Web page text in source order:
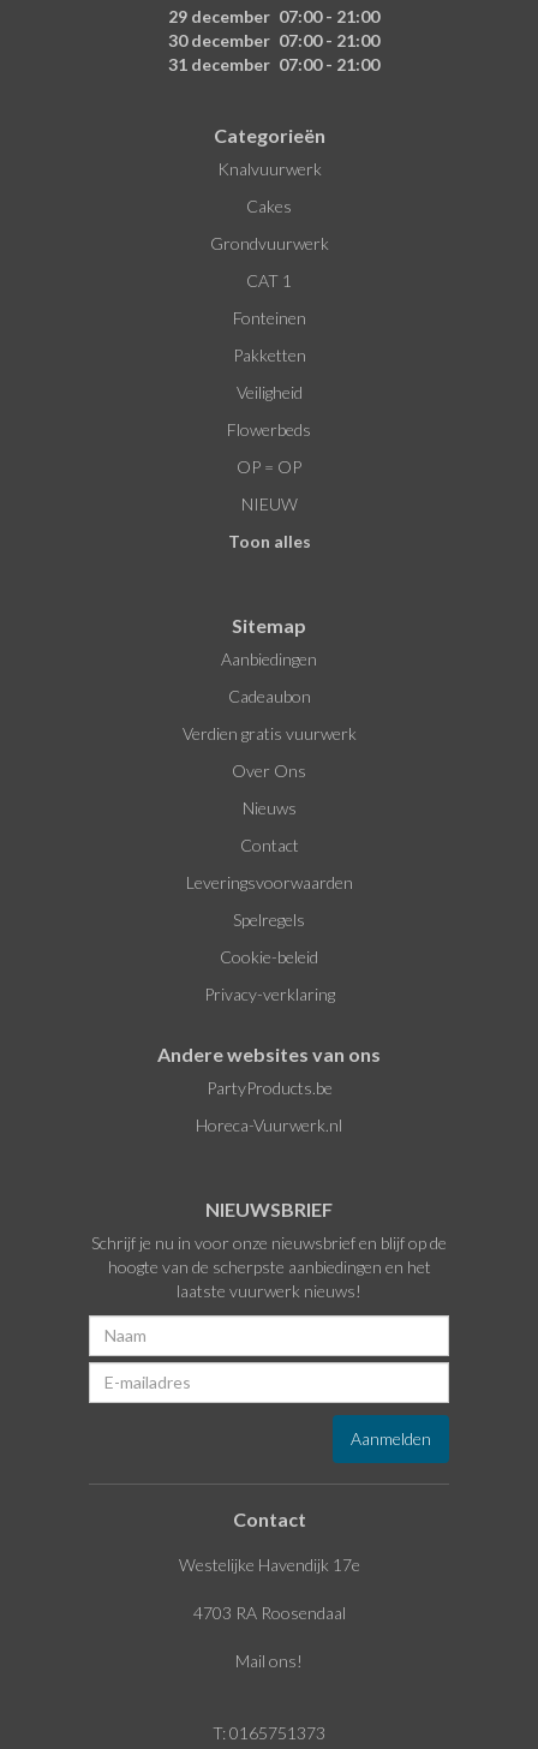
29 december 07:00 - 21:00
30 december 07:00 - 21:00
31 december 07:00 - 21:00
Categorieën
Knalvuurwerk
Cakes
Grondvuurwerk
CAT 1
Fonteinen
Pakketten
Veiligheid
Flowerbeds
OP = OP
NIEUW
Toon alles
Sitemap
Aanbiedingen
Cadeaubon
Verdien gratis vuurwerk
Over Ons
Nieuws
Contact
Leveringsvoorwaarden
Spelregels
Cookie-beleid
Privacy-verklaring
Andere websites van ons
PartyProducts.be
Horeca-Vuurwerk.nl
NIEUWSBRIEF
Schrijf je nu in voor onze nieuwsbrief en blijf op de
hoogte van de scherpste aanbiedingen en het
laatste vuurwerk nieuws!
Contact
Westelijke Havendijk 17e
4703 RA Roosendaal
Mail ons!
T: 0165751373